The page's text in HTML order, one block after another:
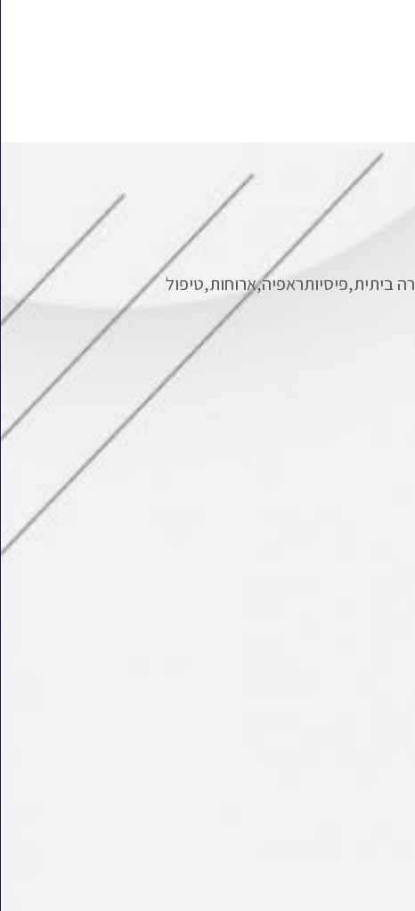
ביתית,פיסיותראפיה,ארוחות,טיפול